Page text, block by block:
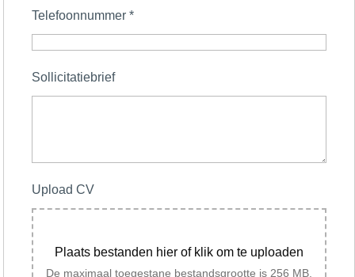
Telefoonnummer*
Sollicitatiebrief
Upload CV
Plaats bestanden hier of klik om te uploaden
De maximaal toegestane bestandsgrootte is 256 MB.